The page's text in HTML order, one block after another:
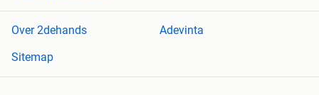
Over 2dehands
Adevinta
Sitemap